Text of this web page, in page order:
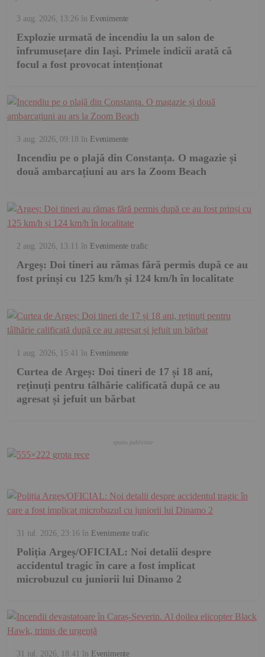
3 aug. 2026, 13:26 în Evenimente
Explozie urmată de incendiu la un salon de
înfrumusețare din Iași. Primele indicii arată că
focul a fost provocat intenționat
3 aug. 2026, 09:18 în Evenimente
Incendiu pe o plajă din Constanța. O magazie și
două ambarcațiuni au ars la Zoom Beach
2 aug. 2026, 13:11 în Evenimente trafic
Argeș: Doi tineri au rămas fără permis după ce au
fost prinși cu 125 km/h și 124 km/h în localitate
1 aug. 2026, 15:41 în Evenimente
Curtea de Argeș: Doi tineri de 17 și 18 ani,
reținuți pentru tâlhărie calificată după ce au
agresat și jefuit un bărbat
31 iul. 2026, 23:16 în Evenimente trafic
Poliția Argeș/OFICIAL: Noi detalii despre
accidentul tragic în care a fost implicat
microbuzul cu juniorii lui Dinamo 2
31 iul. 2026, 18:41 în Evenimente